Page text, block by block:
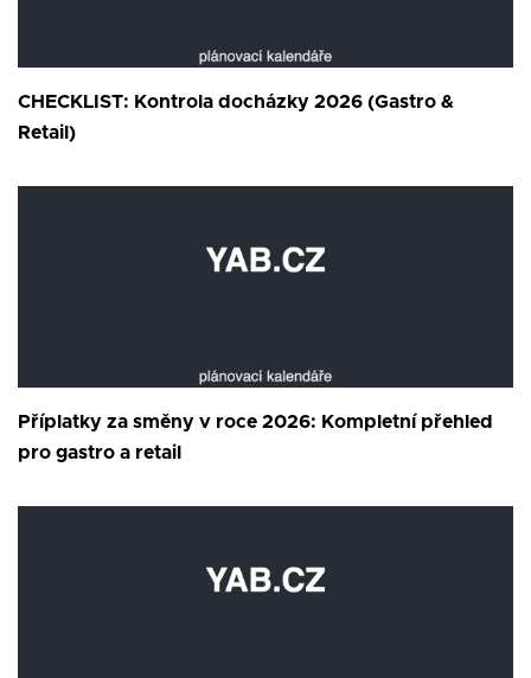
CHECKLIST: Kontrola docházky 2026 (Gastro &
Retail)
Příplatky za směny v roce 2026: Kompletní přehled
pro gastro a retail